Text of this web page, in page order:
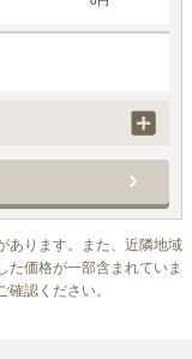
あります。また、近隣地域
た価格が一部含まれていま
認ください。